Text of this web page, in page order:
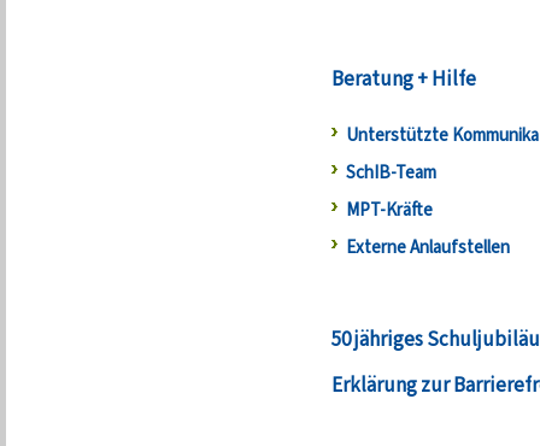
Beratung + Hilfe
Unterstützte
SchIB-Team
MPT-Kräfte
Externe Anlaufstellen
50 jähriges
Erklärung zur